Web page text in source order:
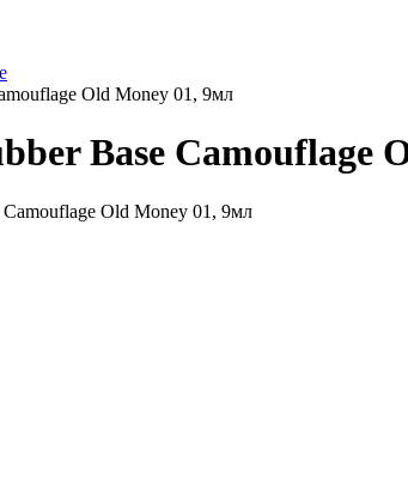
Old Money 01, 9мл
Base Camouflage